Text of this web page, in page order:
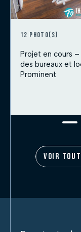
12 photo(s)
Projet en cours
des bureaux et
Prominent
VOIR